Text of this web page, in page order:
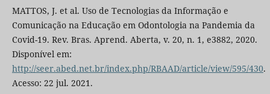
MATTOS, J. et al. Uso de Tecnologias da Informação e
Comunicação na Educação em Odontologia na Pandemia da
Covid-19. Rev. Bras. Aprend. Aberta, v. 20, n. 1, e3882, 2020.
Disponível em:
http://seer.abed.net.br/index.php/RBAAD/article/view/595/430.
Acesso: 22 jul. 2021.